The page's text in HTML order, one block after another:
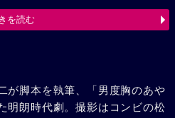
ち上った。大学一党は邪魔者の
囮に呼び出しを矢之助にかけ
力を合わせて、大学一党を次々
姿、侍への道を断った矢之助、
う親子の名乗りをあきらめ幸せ
を読む
が脚本を執筆、「男度胸のあや
明朗時代劇。撮影はコンビの松